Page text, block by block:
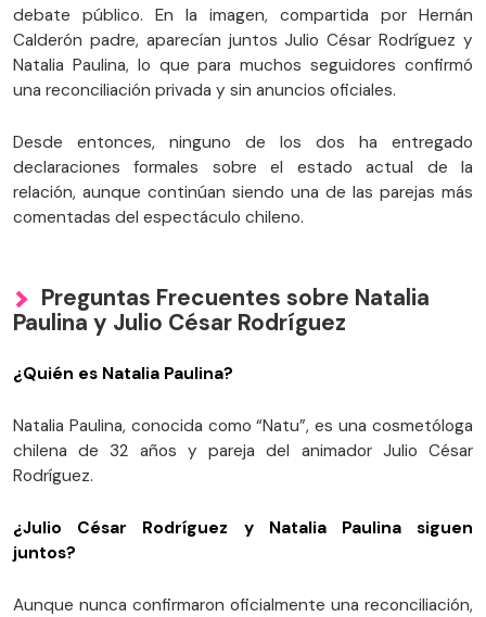
debate público. En la imagen, compartida por Hernán
Calderón padre, aparecían juntos Julio César Rodríguez y
Natalia Paulina, lo que para muchos seguidores confirmó
una reconciliación privada y sin anuncios oficiales.
Desde entonces, ninguno de los dos ha entregado
declaraciones formales sobre el estado actual de la
relación, aunque continúan siendo una de las parejas más
comentadas del espectáculo chileno.
Preguntas Frecuentes sobre Natalia
Paulina y Julio César Rodríguez
¿Quién es Natalia Paulina?
Natalia Paulina, conocida como “Natu”, es una cosmetóloga
chilena de 32 años y pareja del animador Julio César
Rodríguez.
¿Julio César Rodríguez y Natalia Paulina siguen
juntos?
Aunque nunca confirmaron oficialmente una reconciliación,